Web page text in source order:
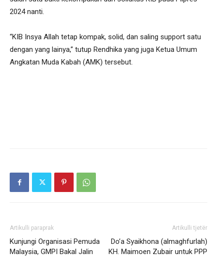
2024 nanti.
“KIB Insya Allah tetap kompak, solid, dan saling support satu
dengan yang lainya,” tutup Rendhika yang juga Ketua Umum
Angkatan Muda Kabah (AMK) tersebut.
Artikulli paraprak
Kunjungi Organisasi Pemuda
Malaysia, GMPI Bakal Jalin
Artikulli tjetër
Do’a Syaikhona (almaghfurlah)
KH. Maimoen Zubair untuk PPP